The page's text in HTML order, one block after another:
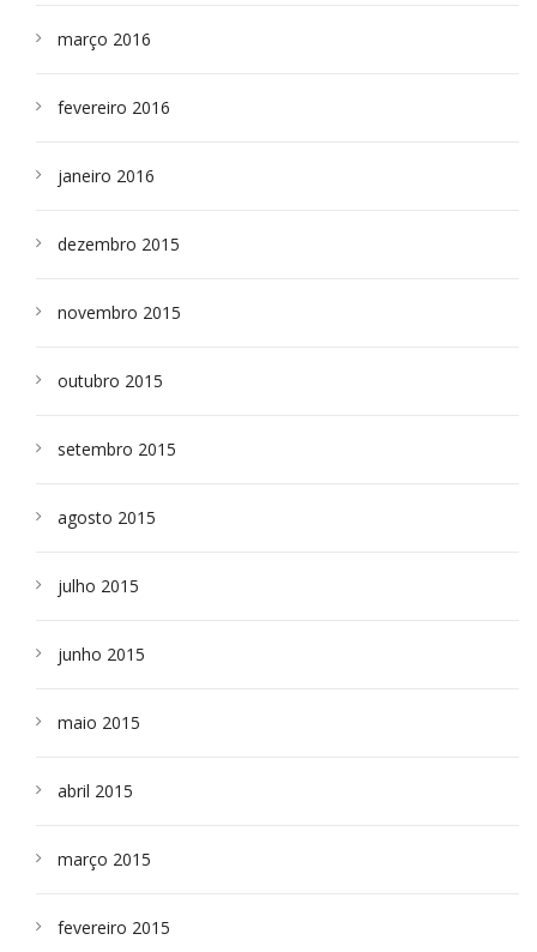
março 2016
fevereiro 2016
janeiro 2016
dezembro 2015
novembro 2015
outubro 2015
setembro 2015
agosto 2015
julho 2015
junho 2015
maio 2015
abril 2015
março 2015
fevereiro 2015